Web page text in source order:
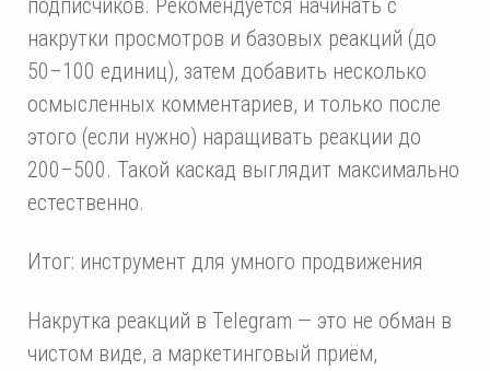
накрутки просмотров и базовых реакций (до
50–100 единиц), затем добавить несколько
осмысленных комментариев, и только после
этого (если нужно) наращивать реакции до
200–500. Такой каскад выглядит максимально
естественно.
Итог: инструмент для умного продвижения
Накрутка реакций в Telegram — это не обман в
чистом виде, а маркетинговый приём,